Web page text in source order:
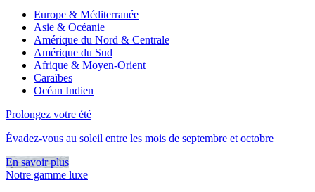
Europe & Méditerranée
Asie & Océanie
Amérique du Nord & Centrale
Amérique du Sud
Afrique & Moyen-Orient
Caraïbes
Océan Indien
Prolongez votre été
Évadez-vous au soleil entre les mois de septembre et octobre
En savoir plus
Notre gamme luxe